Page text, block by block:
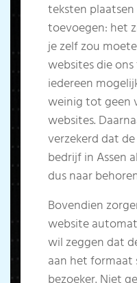
teksten
toevoegen: het
je zelf zou
websites die
iedereen
weinig tot geen
websites.
verzekerd dat
bedrijf in Assen
dus naar
Bovendien
website
wil zeggen dat
aan het formaat